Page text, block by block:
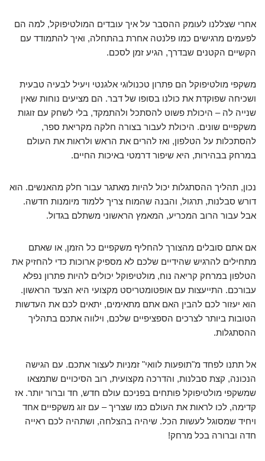
אחרי שצללנו לעומק ההסבר על איך עובדים המולטיפוקל, למה הם
לפעמים מרגישים כמו פלנטה אחרת בהתחלה, ואיך להתמודד עם
הקשיים הקטנים שבדרך, הגיע זמן לסכם.
משקפי מולטיפוקל הם פתרון טכנולוגי אלגנטי ויעיל לבעיה טבעית
ושכיחה שפוקדת את כולנו בסופו של דבר. הם מציעים נוחות שאין
שנייה לה – היכולת פשוט להסתכל ולהתמקד, בלי לשחק עם זוגות
משקפיים שונים. היכולת לעבור בצורה חלקה מקריאת ספר,
להסתכלות על הטלפון, ואז להרים את הראש ולראות את העולם
במרחק בבהירות, היא שיפור דרמטי באיכות החיים.
נכון, תהליך ההסתגלות יכול להיות מאתגר עבור חלק מהאנשים. הוא
דורש סבלנות, תרגול, והבנה שהמוח צריך ללמוד מיומנות חדשה.
אבל עבור הרוב המכריע, המאמץ הראשוני משתלם בגדול.
אם אתם סובלים מהצורך להחליף משקפיים כל הזמן, או שאתם
מתחילים להרגיש שהידיים שלכם לא מספיק ארוכות כדי להחזיק את
הטלפון במרחק קריאה נוח, מולטיפוקל יכולים להיות פתרון נפלא
עבורכם. התייעצות עם אופטומטריסט מקצועי היא הצעד הראשון.
הוא יעזור לכם להבין האם אתם מתאימים, יתאים לכם את העדשות
הטובות ביותר לצרכים הספציפיים שלכם, וילווה אתכם בתהליך
ההסתגלות.
אל תתנו לפחד מ"תופעות לוואי" זמניות לעצור אתכם. עם הגישה
הנכונה, קצת סבלנות, והדרכה מקצועית, רוב הסיכויים שתמצאו
שמשקפי מולטיפוקל פותחים בפניכם עולם חדש, חד וברור יותר. אז
קדימה, לכו לראות את העולם כמו שצריך – עם זוג משקפיים אחד
ויחיד שמסוגל לעשות הכל. שיהיה בהצלחה, ושתהיה לכם ראייה
חדה וברורה בכל מרחק!